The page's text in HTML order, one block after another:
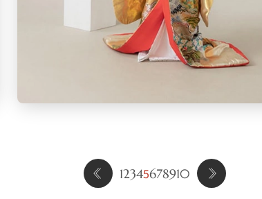
12345678910